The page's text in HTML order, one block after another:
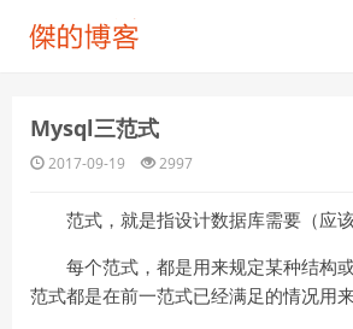
Mysql三范式
2017-09-19 2997
范式，就是指设计数据库需要（应
每个范式，都是用来规定某种结
范式都是在前一范式已经满足的情况用来